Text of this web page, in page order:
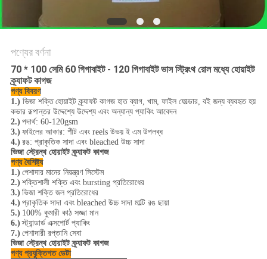
পণ্যের বর্ণনা
70 * 100 সেমি 60 গিগাবাইট - 120 গিগাবাইট ভাস স্ট্রিংথ রোল মধ্যে হোয়াইট
ক্র্যাফট কাগজ
পণ্য বিবরণ
1.) ভিজা শক্তি হোয়াইট ক্র্যাফট কাগজ হাত ব্যাগ, খাম, ফাইল ফোল্ডার, বই জন্য ব্যবহৃত হয়
কভার রূপান্তর উদ্দেশ্যে উদ্দেশ্য এবং অন্যান্য প্যাকিং আবেদন
2.) পদার্থ: 60-120gsm
3.) ফাইলের আকার: শীট এবং reels উভয় ই এম উপলব্ধ
4.) রঙ: প্রাকৃতিক সাদা এবং bleached উচ্চ সাদা
ভিজা স্ট্রেন্থ হোয়াইট ক্র্যাফট কাগজ
পণ্য বৈশিষ্ট্য
1.) পেশাদার মানের নিয়ন্ত্রণ সিস্টেম
2.) শক্তিশালী শক্তি এবং bursting প্রতিরোধের
3.) ভিজা শক্তি জল প্রতিরোধের
4.) প্রাকৃতিক সাদা এবং bleached উচ্চ সাদা মাল্টি রঙ ছায়া
5.) 100% কুমারী কাঠ সজ্জা মান
6.) স্ট্যান্ডার্ড এক্সপোর্ট প্যাকিং
7.) পেশাদারী রপ্তানি সেবা
ভিজা স্ট্রেন্থ হোয়াইট ক্র্যাফট কাগজ
পণ্য প্রযুক্তিগত ডেটা